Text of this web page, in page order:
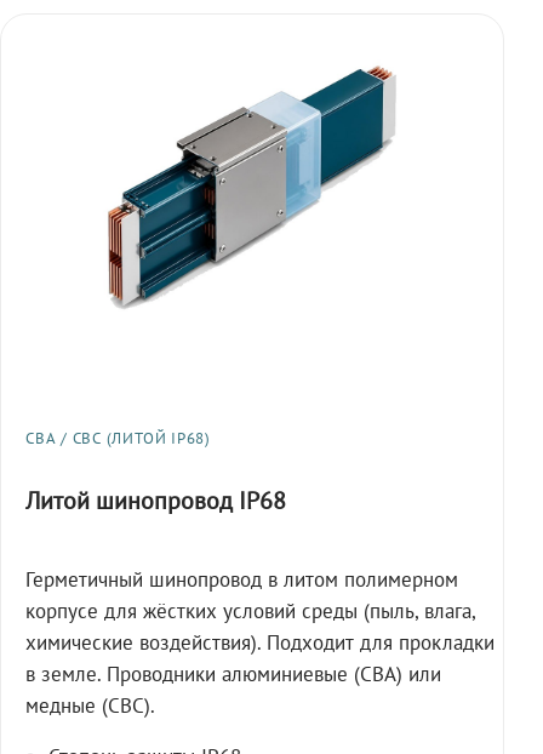
СВА / СВС (ЛИТОЙ IP68)
Литой шинопровод IP68
Герметичный шинопровод в литом полимерном
корпусе для жёстких условий среды (пыль, влага,
химические воздействия). Подходит для прокладки
в земле. Проводники алюминиевые (СВА) или
медные (СВС).